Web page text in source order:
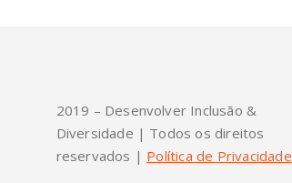
2019 – Desenvolver Inclusão &
Diversidade | Todos os direitos
reservados | Política de Privacidade